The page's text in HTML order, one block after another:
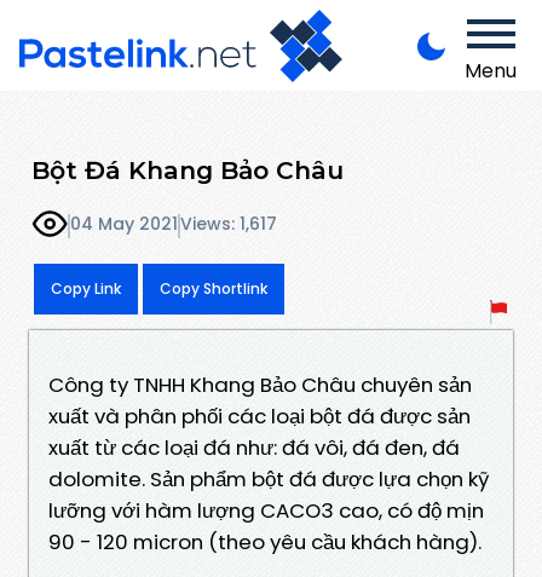
Menu
Bột Đá Khang Bảo Châu
04 May 2021Views: 1,617
Copy Link Copy Shortlink
Công ty TNHH Khang Bảo Châu chuyên sản
xuất và phân phối các loại bột đá được sản
xuất từ các loại đá như: đá vôi, đá đen, đá
dolomite. Sản phẩm bột đá được lựa chọn kỹ
lưỡng với hàm lượng CACO3 cao, có độ mịn
90 - 120 micron (theo yêu cầu khách hàng).